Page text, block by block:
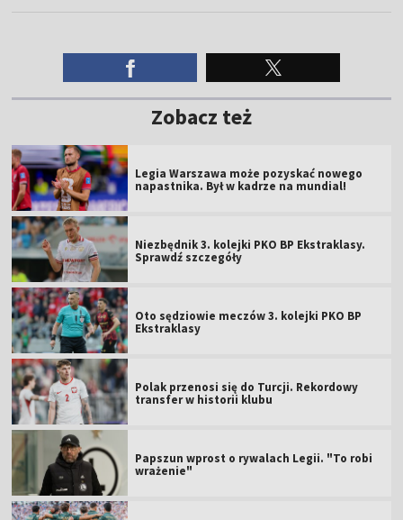
Zobacz też
Legia Warszawa może pozyskać nowego
napastnika. Był w kadrze na mundial!
Niezbędnik 3. kolejki PKO BP Ekstraklasy.
Sprawdź szczegóły
Oto sędziowie meczów 3. kolejki PKO BP
Ekstraklasy
Polak przenosi się do Turcji. Rekordowy
transfer w historii klubu
Papszun wprost o rywalach Legii. "To robi
wrażenie"